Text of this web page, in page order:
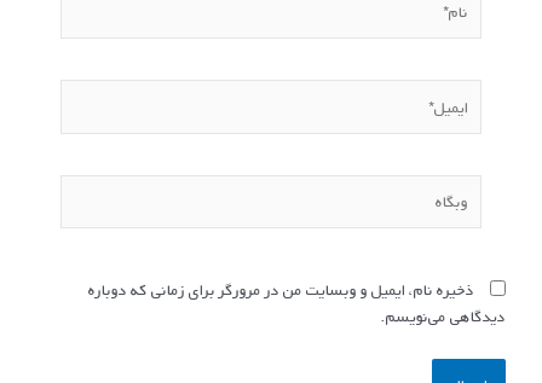
ذخیره نام، ایمیل و وبسایت من در مرورگر برای زمانی که دوباره
دیدگاهی می‌نویسم.